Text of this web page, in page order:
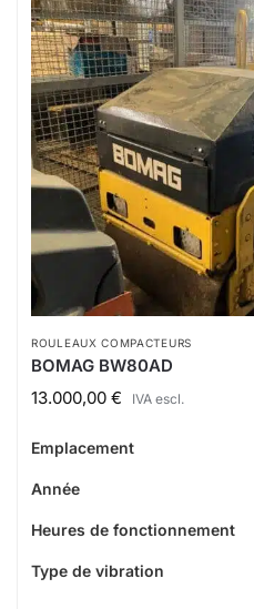
ROULEAUX COMPACTEURS
BOMAG BW80AD
13.000,00 € IVA escl.
Emplacement
Année
Heures de fonctionnement
Type de vibration